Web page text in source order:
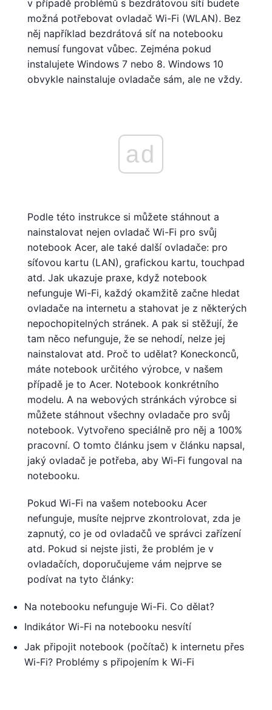
v případě problémů s bezdrátovou sítí budete
možná potřebovat ovladač Wi-Fi (WLAN). Bez
něj například bezdrátová síť na notebooku
nemusí fungovat vůbec. Zejména pokud
instalujete Windows 7 nebo 8. Windows 10
obvykle nainstaluje ovladače sám, ale ne vždy.
ad
Podle této instrukce si můžete stáhnout a
nainstalovat nejen ovladač Wi-Fi pro svůj
notebook Acer, ale také další ovladače: pro
síťovou kartu (LAN), grafickou kartu, touchpad
atd. Jak ukazuje praxe, když notebook
nefunguje Wi-Fi, každý okamžitě začne hledat
ovladače na internetu a stahovat je z některých
nepochopitelných stránek. A pak si stěžují, že
tam něco nefunguje, že se nehodí, nelze jej
nainstalovat atd. Proč to udělat? Koneckonců,
máte notebook určitého výrobce, v našem
případě je to Acer. Notebook konkrétního
modelu. A na webových stránkách výrobce si
můžete stáhnout všechny ovladače pro svůj
notebook. Vytvořeno speciálně pro něj a 100%
pracovní. O tomto článku jsem v článku napsal,
jaký ovladač je potřeba, aby Wi-Fi fungoval na
notebooku.
Pokud Wi-Fi na vašem notebooku Acer
nefunguje, musíte nejprve zkontrolovat, zda je
zapnutý, co je od ovladačů ve správci zařízení
atd. Pokud si nejste jisti, že problém je v
ovladačích, doporučujeme vám nejprve se
podívat na tyto články:
Na notebooku nefunguje Wi-Fi. Co dělat?
Indikátor Wi-Fi na notebooku nesvítí
Jak připojit notebook (počítač) k internetu přes
Wi-Fi? Problémy s připojením k Wi-Fi